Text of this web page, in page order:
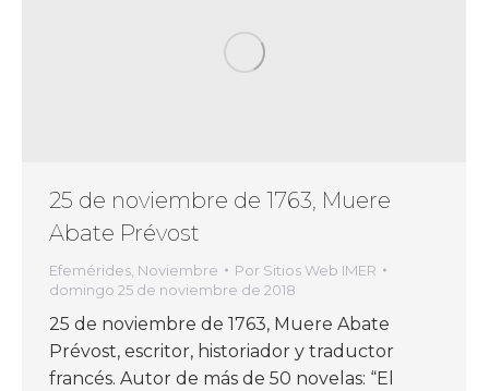
25 de noviembre de 1763, Muere
Abate Prévost
Efemérides Noviembre Por Sitios Web IMER
domingo 25 de noviembre de 2018
25 de noviembre de 1763, Muere Abate
Prévost, escritor, historiador y traductor
francés. Autor de más de 50 novelas: “El